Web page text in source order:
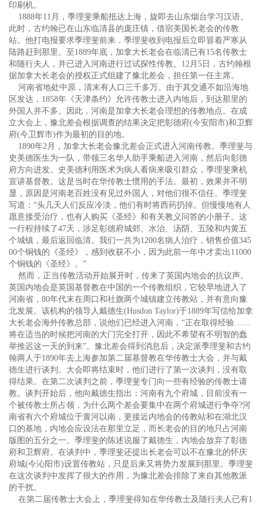
印刷机。
1888年11月，季理斐乘船抵达上海，旋即去山东烟台学习汉语。
此时，古约翰已在山东临清县的庞庄镇，借宿美国长老会的传教
站。他打电报要求季理斐前来，季理斐收到电报后立即冒着严寒从
陆路赶到那里。至1889年底，加拿大长老会在临清已有15名传教士
和随行夫人，并已进入河南进行过试探性传教。12月5日，古约翰根
据加拿大长老会的授权正式组建了豫北差会，担任第一任主席。
河南省地处中原，清末有人口三千多万。由于其交通不如沿海地
区发达，1858年《天津条约》允许传教士进入内地后，到达那里的
外国人并不多。因此，河南是加拿大长老会理想的传教地点。在成
立大会上，豫北差会根据调查的结果决定把彰德府(今安阳市)和卫辉
府(今卫辉市)作为最初的目的地。
1890年2月，加拿大长老会豫北差会正式进入河南传教。季理斐与
史美德医生为一队，带领三名华人助手乘船进入河南，然后向彰德
府方向进发。史美德利用医术为病人看病来吸引群众，季理斐乘机
宣讲基督教。这是当时在华传教士惯用的手法。最初，效果并不明
显，原因是河南老百姓没有见过外国人，对他们很不信任。季理斐
写道：“头几天人们反应冷淡，他们有时将西药扔掉。但慢慢地有人
愿意接受治疗，也有人购买《圣经》和有关教义问答的小册子。这
一行程持续了47天，涉足彰德府城郊、水治、汤阴、五陵和内黄五
个城镇，最后返回临清。我们一共为1200名病人治疗，销售价值345
00个铜钱的《圣经》，感到收获不小，因为此前一年中才卖出11000
个铜钱的《圣经》。”
然而，正当传教活动开始展开时，传来了英国内地会的抗议声。
英国内地会是英国基督教在中国的一个传教组织，它较早地进入了
河南省，80年代末在周口和社旗两个城镇建立传教站，并有意向豫
北发展。该机构的领导人戴德生(Husdon Taylor)于1889年写信给加拿
大长老会海外传教总部，说他们已经进入河南，“正在取得经验……
将在适当的时候把河南的大门完全打开，因此不希望有不明智的蠢
举推迟这一天的到来”。豫北差会得到消息后，决定派季理斐和古约
翰两人于1890年去上海参加第二届基督教在华传教士大会，并与戴
德生进行谈判。大会即将结束时，他们进行了第一次谈判，没有取
得结果。在第二次谈判之前，季理斐专门向一些有经验的传教士请
教。谈判开始后，他向戴德生指出：河南有九个府城，目前没有一
个被传教士所占领，为什么两个差会要集中在两个府城进行争夺?河
南省有六个府城位于黄河以南，更接近内地会的传教站和在湖北汉
口的基地，内地会应设法在那里立足，而长老会的目的地只占河南
版图的五分之一。季理斐的陈述说服了戴德生，内地会放弃了彰德
府和卫辉府。在谈判中，季理斐还提出长老会可以不在豫北的怀庆
府城(今沁阳市)设置传教站，只是后来又将势力发展到那里。季理斐
在这次谈判中发挥了很大的作用，为豫北差会排除了来自其他教派
的干扰。
在第二届传教士大会上，季理斐得知在华传教士及随行夫人已有1